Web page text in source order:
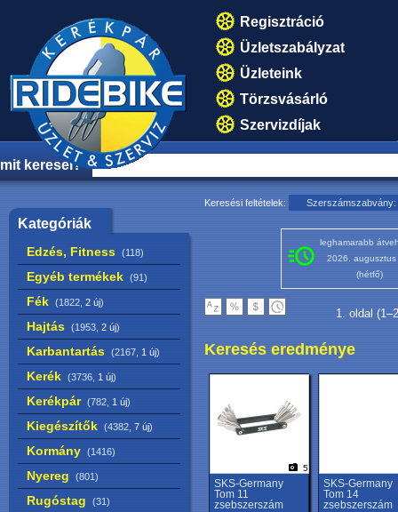
Regisztráció
Üzletszabályzat
Üzleteink
Törzsvásárló
Szervizdíjak
mit keresel?
Kategóriák
Edzés, Fitness (118)
Egyéb termékek (91)
Fék (1822, 2 új)
Hajtás (1953, 2 új)
Karbantartás (2167, 1 új)
Kerék (3736, 1 új)
Kerékpár (782, 1 új)
Kiegészítők (4382, 7 új)
Kormány (1416)
Nyereg (801)
Rugóstag (31)
Keresési feltételek:
leghamarabb
2026. augusztus
(hétfő)
1. oldal
Keresés eredménye
5
SKS-Germany
Tom 11
zsebszerszám
SKS-Germany
Tom 14
zsebszerszám